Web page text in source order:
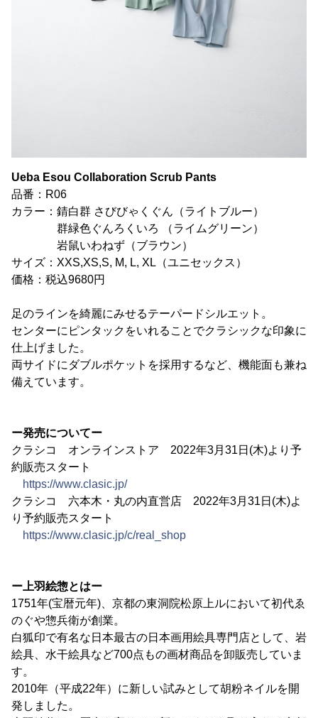
Ueba Esou Collaboration Scrub Pants
品番：R06
カラー：錆白群 さびびゃくぐん（ライトブルー）
群緑色ぐんろくいろ （ライムグリーン）
岩鼠いわねず（ブラウン）
サイズ：XXS,XS,S, M, L, XL（ユニセックス）
価格：税込9680円
足のラインを綺麗にみせるテーパードシルエット。
センターにピンタックをいれることでクラシックな印象に
仕上げました。
両サイドにダブルポケットを採用するなど、機能面も兼ね
備えています。
ー発売についてー
クラシコ オンラインストア 2022年3月31日(木)より予
約販売スタート
https://www.clasic.jp/
クラシコ 六本木・丸の内直営店 2022年3月31日(木)よ
り予約販売スタート
https://www.clasic.jp/c/real_shop
ー上羽絵惣とはー
1751年(宝暦元年)、京都の東洞院松原上ルにおいて初代ゑ
のぐや惣兵衛が創業。
白狐印で有名な日本最古の日本画用絵具専門店として、岩
絵具、水干絵具など700点もの画材商品を卸販売していま
す。
2010年（平成22年）に新しい試みとして胡粉ネイルを開
発しました。